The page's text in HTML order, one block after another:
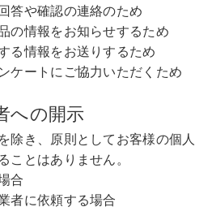
答や確認の連絡のため
の情報をお知らせするため
る情報をお送りするため
ケートにご協力いただくため
への開示
除き、原則としてお客様の個人
ことはありません。
合
者に依頼する場合